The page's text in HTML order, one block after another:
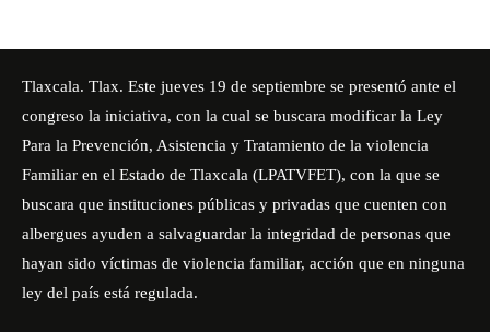
Tlaxcala. Tlax. Este jueves 19 de septiembre se presentó ante el
congreso la iniciativa, con la cual se buscara modificar la Ley
Para la Prevención, Asistencia y Tratamiento de la violencia
Familiar en el Estado de Tlaxcala (LPATVFET), con la que se
buscara que instituciones públicas y privadas que cuenten con
albergues ayuden a salvaguardar la integridad de personas que
hayan sido víctimas de violencia familiar, acción que en ninguna
ley del país está regulada.